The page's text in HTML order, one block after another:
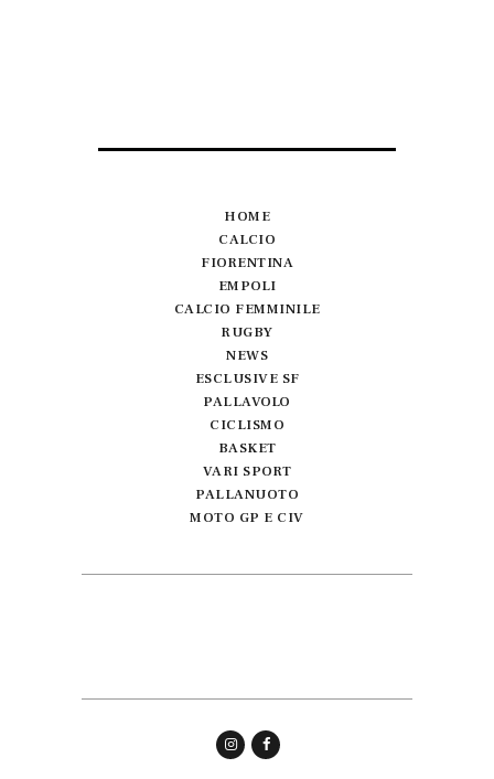
HOME
CALCIO
FIORENTINA
EMPOLI
CALCIO FEMMINILE
RUGBY
NEWS
ESCLUSIVE SF
PALLAVOLO
CICLISMO
BASKET
VARI SPORT
PALLANUOTO
MOTO GP E CIV